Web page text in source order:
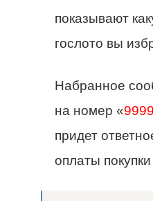
показывают
гослото вы
Набранное
на номер «9999
придет
оплаты